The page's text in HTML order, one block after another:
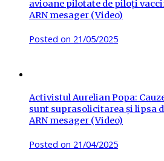
avioane pilotate de piloți
ARN mesager (Video)
Posted on 21/05/2025
Activistul Aurelian Popa:
sunt suprasolicitarea și lipsa
ARN mesager (Video)
Posted on 21/04/2025